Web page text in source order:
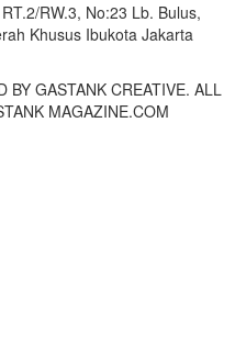
RW.3, No:23 Lb. Bulus,
Khusus Ibukota Jakarta
BY GASTANK CREATIVE. ALL
MAGAZINE.COM